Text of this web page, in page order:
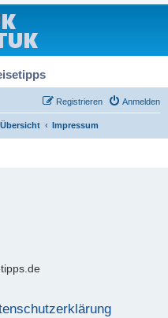
Anmelden
Registrieren
Impressum